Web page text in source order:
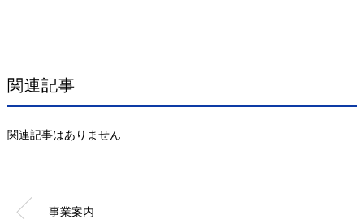
関連記事
関連記事はありません
事業案内